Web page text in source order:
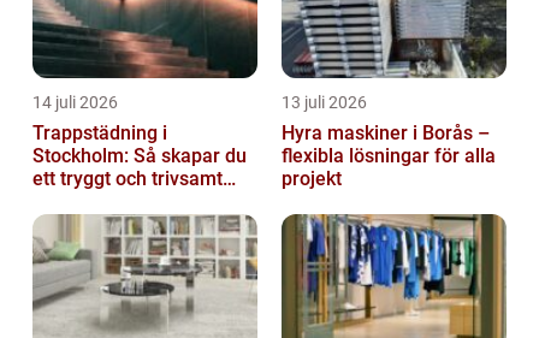
14 juli 2026
Trappstädning i
Stockholm: Så skapar du
ett tryggt och trivsamt
13 juli 2026
Hyra maskiner i Borås –
flexibla lösningar för alla
projekt